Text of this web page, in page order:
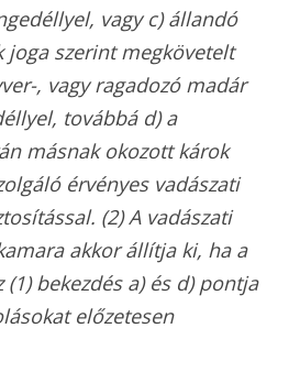
vagy c) állandó
joga szerint megkövetelt
, vagy ragadozó madár
továbbá d) a
másnak okozott károk
érvényes vadászati
(2) A vadászati
akkor állítja ki, ha a
(1) bekezdés a) és d) pontja
előzetesen